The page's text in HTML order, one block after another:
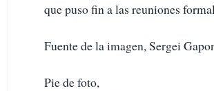
que puso fin a las reuniones
Fuente de la imagen, Sergei
Pie de foto,